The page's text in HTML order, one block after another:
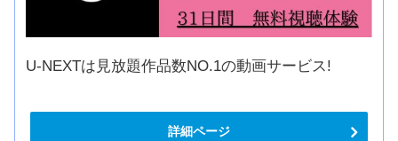
U-NEXTは見放題作品数NO.1の動画サービス!
詳細ページ